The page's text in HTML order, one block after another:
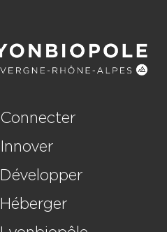
Connecter
Innover
Développer
Héberger